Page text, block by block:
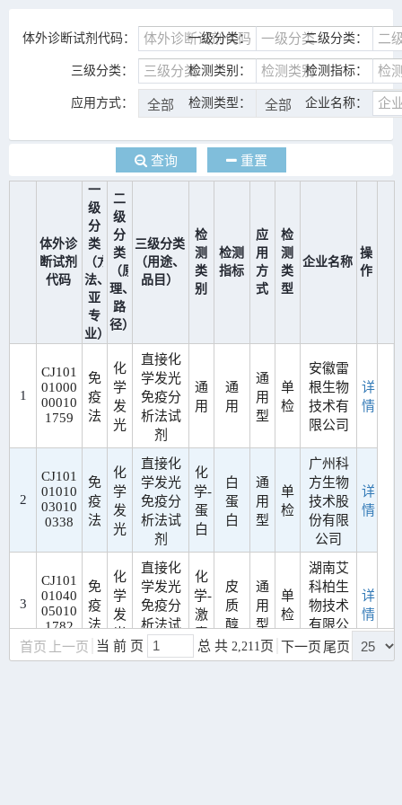
体外诊断试剂代码：
三级分类：
应用方式：
一级分类：
检测类别：
检测类型：
二级分类：
检测指标：
企业名称：
查询 重置
体外诊
断试剂
代码
一
级
分
类
（方
法、
亚
专
业）
二
级
分
类
（原
理、
路
径）
三级分类
（用途、
品目）
检
测
类
别
检测
指标
应
用
方
式
检
测
类
型
企业名称
操
作
1
CJ101
01000
00010
1759
免
疫
法
化
学
发
光
直接化
学发光
免疫分
析法试
剂
通
用
通
用
通
用
型
单
检
安徽雷
根生物
技术有
限公司
详
情
2
CJ101
01010
03010
0338
免
疫
法
化
学
发
光
直接化
学发光
免疫分
析法试
剂
化
学-
蛋
白
白
蛋
白
通
用
型
单
检
广州科
方生物
技术股
份有限
公司
详
情
3
CJ101
01040
05010
1782
免
疫
法
化
学
发
光
直接化
学发光
免疫分
析法试
剂
化
学-
激
素
皮
质
醇
通
用
型
单
检
湖南艾
科柏生
物技术
有限公
司
详
情
首页 上一页 当 前 页 总 共 2,211 页 下一页 尾页